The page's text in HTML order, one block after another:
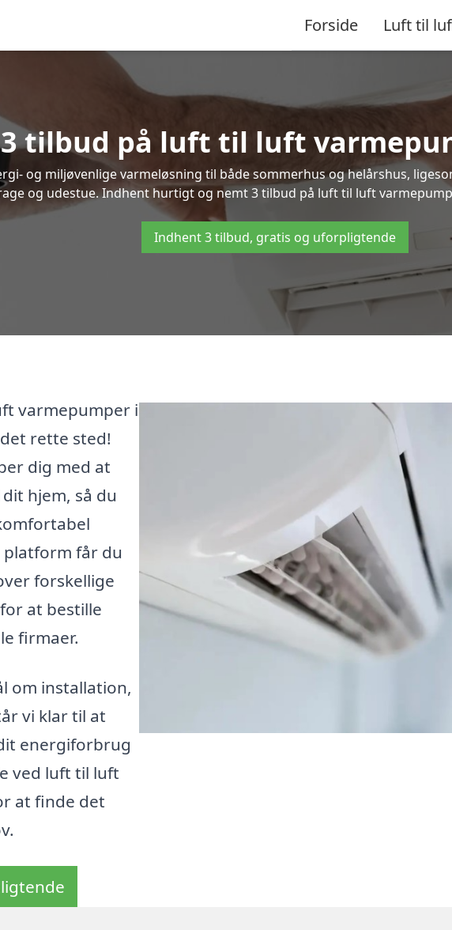
Forside Luft til
3 tilbud på luft til luft
og miljøvenlige varmeløsning til både sommerhus og helårshus,
og udestue. Indhent hurtigt og nemt 3 tilbud på luft til luft
Indhent 3 tilbud, gratis og uforpligtende
varmepumper i
rette sted!
dig med at
hjem, så du
platform får du
forskellige
at bestille
firmaer.
om installation,
vi klar til at
energiforbrug
ved luft til luft
at finde det